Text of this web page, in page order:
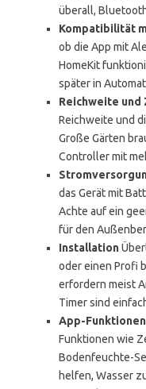
überall,
Kompatibilität
ob die App mit
HomeKit
später in
Reichweite und
Reichweite und
Große Gärten
Controller mit
das Gerät mit
Achte auf ein
für den
Installation
oder einen Profi
erfordern meist
Timer sind
App-
Funktionen wie
Bodenfeuchte-
helfen, Wasser